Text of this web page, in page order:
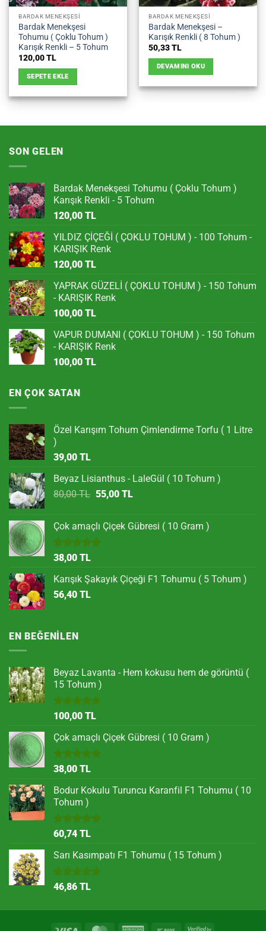
BARDAK MENEKŞESI
Bardak Menekşesi
Tohumu ( Çoklu Tohum )
Karışık Renkli – 5 Tohum
120,00TL
SEPETE EKLE
BARDAK MENEKŞESI
Bardak Menekşesi –
Karışık Renkli ( 8 Tohum )
50,33TL
DEVAMINI OKU
SON GELEN
Bardak Menekşesi Tohumu ( Çoklu Tohum )
Karışık Renkli - 5 Tohum
120,00 TL
YILDIZ ÇİÇEĞİ ( ÇOKLU TOHUM ) - 100 Tohum -
KARIŞIK Renk
120,00 TL
YAPRAK GÜZELİ ( ÇOKLU TOHUM ) - 150 Tohum
- KARIŞIK Renk
100,00 TL
VAPUR DUMANI ( ÇOKLU TOHUM ) - 150 Tohum
- KARIŞIK Renk
100,00 TL
EN ÇOK SATAN
Özel Karışım Tohum Çimlendirme Torfu ( 1 Litre
)
39,00 TL
Beyaz Lisianthus - LaleGül ( 10 Tohum )
80,00TL Orijinal
55,00 TL
55,00 TL.
Çok amaçlı Çiçek Gübresi ( 10 Gram )
5 üzerinden
5.00
aldı
38,00 TL
Karışık Şakayık Çiçeği F1 Tohumu ( 5 Tohum )
56,40 TL
EN BEĞENILEN
Beyaz Lavanta - Hem kokusu hem de görüntü (
15 Tohum )
5 üzerinden
5.00oy
aldı
100,00 TL
Çok amaçlı Çiçek Gübresi ( 10 Gram )
5 üzerinden
5.00
aldı
38,00 TL
Bodur Kokulu Turuncu Karanfil F1 Tohumu ( 10
Tohum )
5 üzerinden
5.00
aldı
60,74 TL
Sarı Kasımpatı F1 Tohumu ( 15 Tohum )
5 üzerinden
5.00
46,86 TL